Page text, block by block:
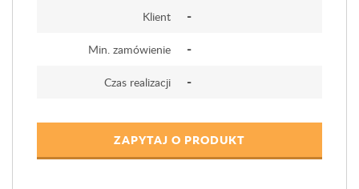
Klient -
Min. zamówienie -
Czas realizacji -
ZAPYTAJ O PRODUKT